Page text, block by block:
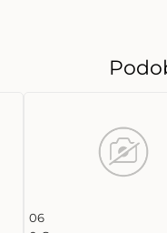
06